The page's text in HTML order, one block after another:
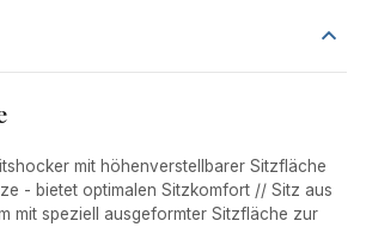
mit höhenverstellbarer Sitzfläche
- bietet optimalen Sitzkomfort // Sitz aus
mit speziell ausgeformter Sitzfläche zur